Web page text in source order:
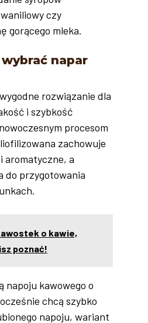
czy
gorącego mleka.
napar
rozwiązanie dla
i szybkość
procesom
zachowuje
aromatyczne, a
do przygotowania
o kawie,
poznać!
napoju kawowego o
chcą szybko
napoju, wariant